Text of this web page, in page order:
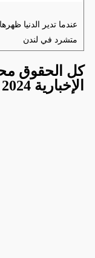
عندما تدير الدنيا
متشرد في لندن
كل الحقوق
الإخبارية 2024 ©